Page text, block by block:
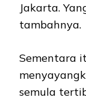
Jakarta.
tambahnya.
Sementara
semula